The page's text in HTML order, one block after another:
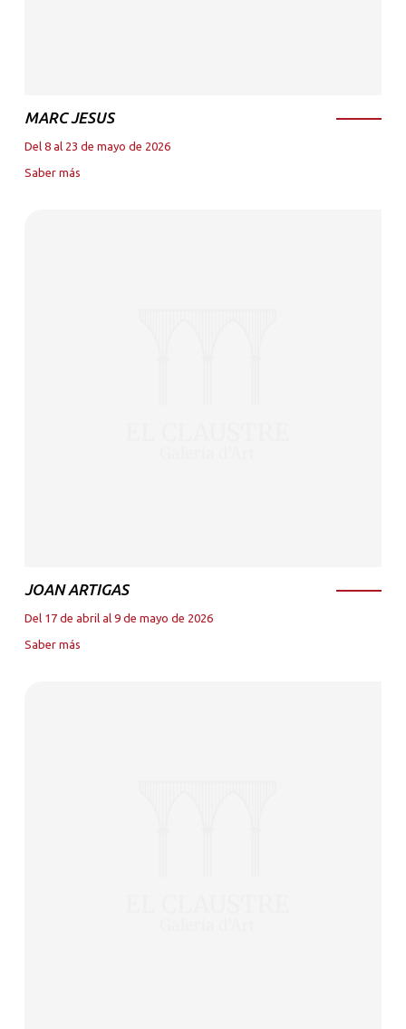
MARC JESUS
Del 8 al 23 de mayo de 2026
Saber más
JOAN ARTIGAS
Del 17 de abril al 9 de mayo de 2026
Saber más